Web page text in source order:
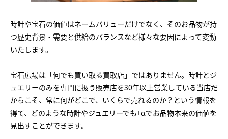
時計や宝石の価値はネームバリューだけでなく、そのお品物が持
つ歴史背景・需要と供給のバランスなど様々な要因によって変動
いたします。
宝石広場は「何でも買い取る買取店」ではありません。時計とジ
ュエリーのみを専門に扱う販売店を30年以上営業している当店だ
からこそ、常に何がどこで、いくらで売れるのか？という情報を
得て、どのような時計やジュエリーでも+αでお品物本来の価値を
見出すことができます。